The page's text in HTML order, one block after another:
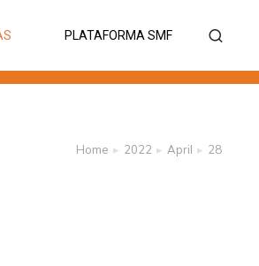
PLATAFORMA SMF
You are here:
Home 2022 April 28